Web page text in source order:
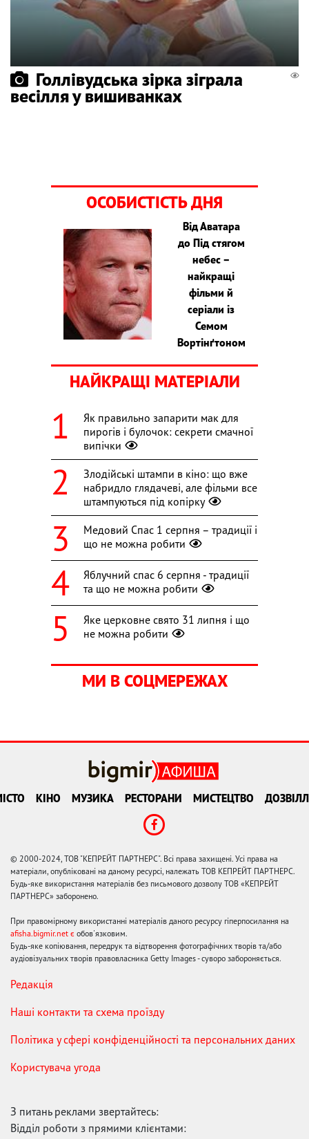
Голлівудська зірка зіграла
весілля у вишиванках
ОСОБИСТІСТЬ ДНЯ
Від Аватара
до Під стягом
небес –
найкращі
фільми й
серіали із
Семом
Вортінґтоном
НАЙКРАЩІ МАТЕРІАЛИ
Як правильно запарити мак для
пирогів і булочок: секрети смачної
випічки
Злодійські штампи в кіно: що вже
набридло глядачеві, але фільми все
штампуються під копірку
Медовий Спас 1 серпня – традиції і
що не можна робити
Яблучний спас 6 серпня - традиції
та що не можна робити
Яке церковне свято 31 липня і що
не можна робити
МИ В СОЦМЕРЕЖАХ
КІНО МУЗИКА РЕСТОРАНИ МИСТЕЦТВО
© 2000-2024, ТОВ "КЕПРЕЙТ ПАРТНЕРС". Всі права захищені. Усі права на
матеріали, опубліковані на даному ресурсі, належать ТОВ КЕПРЕЙТ ПАРТНЕРС.
Будь-яке використання матеріалів без письмового дозволу ТОВ «КЕПРЕЙТ
ПАРТНЕРС» заборонено.
При правомірному використанні матеріалів даного ресурсу гіперпосилання на
afisha.bigmir.net є обов'язковим.
Будь-яке копіювання, передрук та відтворення фотографічних творів та/або
аудіовізуальних творів правовласника Getty Images - суворо забороняється.
Редакція
Наші контакти та схема проїзду
Політика у сфері конфіденційності та персональних даних
Користувача угода
З питань реклами звертайтесь:
Відділ роботи з прямими клієнтами: